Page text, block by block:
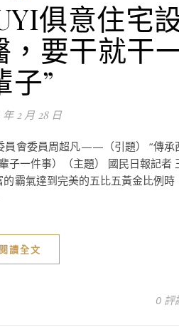
俱意住宅
，要干就干
子”
年 2 月 28 日
員會委員周超凡——（引題） “傳承
子一件事）（主題） 國民日報記者
霸氣達到完美的五比五黃金比例時
閱讀全文
0 評